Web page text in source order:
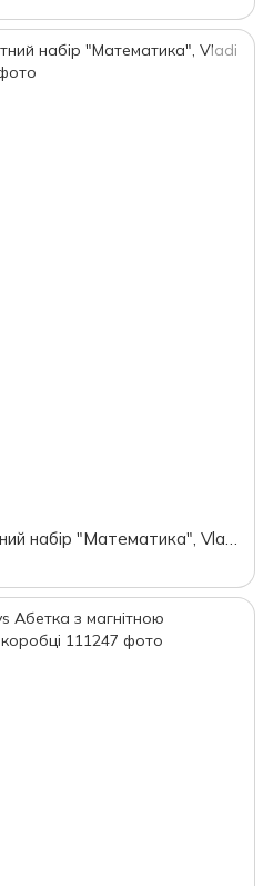
Розвиваюча гра "Магнітний набір "Математика", Vladi Toys, з маркером